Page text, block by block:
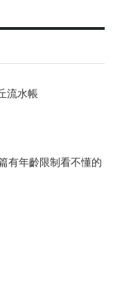
流水帳
有年齡限制看不懂的